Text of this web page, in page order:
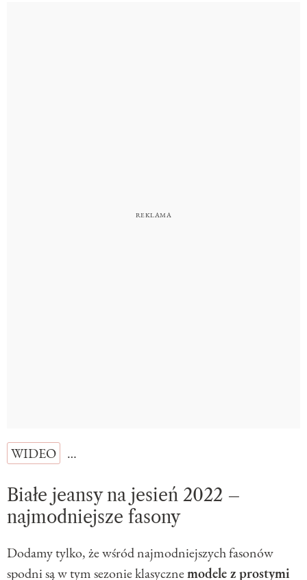
WIDEO …
Białe jeansy na jesień 2022 –
najmodniejsze fasony
Dodamy tylko, że wśród najmodniejszych fasonów
spodni są w tym sezonie klasycznemodele z prostymi